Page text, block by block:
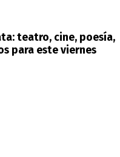
teatro, cine, poesía,
para este viernes